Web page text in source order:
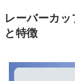
レーバーカ
と特徴